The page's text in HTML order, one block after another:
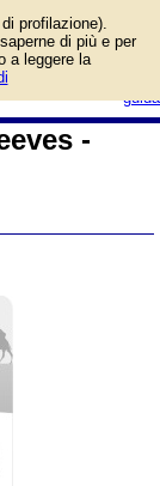
guida
Standard Sleeves -
Yellow (100
-
profilazione).
di più e per
a leggere la